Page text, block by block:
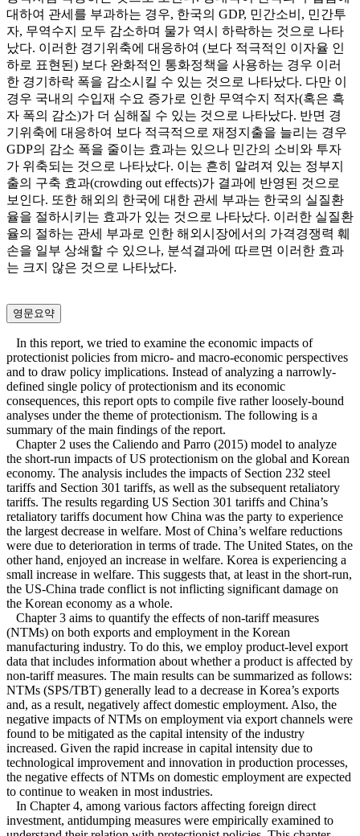
대하여 관세를 부과하는 경우, 한국의 GDP, 민간소비, 민간투
자, 무역수지 모두 감소하며 물가 역시 하락하는 것으로 나타
났다. 이러한 경기위축에 대응하여 (보다 적극적인 이자율 인
하로 표현된) 보다 완화적인 통화정책을 사용하는 경우 이러
한 경기하락 폭을 감소시킬 수 있는 것으로 나타났다. 다만 이
경우 국내의 수입재 수요 증가로 인한 무역수지 적자(혹은 흑
자 폭의 감소)가 더 심해질 수 있는 것으로 나타났다. 반면 경
기위축에 대응하여 보다 적극적으로 재정지출을 늘리는 경우
GDP의 감소 폭을 줄이는 효과는 있으나 민간의 소비와 투자
가 위축되는 것으로 나타났다. 이는 흔히 알려져 있는 정부지
출의 구축 효과(crowding out effects)가 결과에 반영된 것으로
보인다. 또한 해외의 한국에 대한 관세 부과는 한국의 실질환
율을 절하시키는 효과가 있는 것으로 나타났다. 이러한 실질환
율의 절하는 관세 부과로 인한 해외시장에서의 가격경쟁력 훼
손을 일부 상쇄할 수 있으나, 분석결과에 따르면 이러한 효과
는 크지 않은 것으로 나타났다.
영문요약
In this report, we tried to examine the economic impacts of
protectionist policies from micro- and macro-economic perspectives
and to draw policy implications. Instead of analyzing a narrowly-
defined single policy of protectionism and its economic
consequences, this report opts to compile five rather loosely-bound
analyses under the theme of protectionism. The following is a
summary of the main findings of the report.
Chapter 2 uses the Caliendo and Parro (2015) model to analyze
the short-run impacts of US protectionism on the global and Korean
economy. The analysis includes the impacts of Section 232 steel
tariffs and Section 301 tariffs, as well as the subsequent retaliatory
tariffs. The results regarding US Section 301 tariffs and China’s
retaliatory tariffs document how China was the party to experience
the largest decrease in welfare. Most of China’s welfare reductions
were due to deterioration in terms of trade. The United States, on the
other hand, enjoyed an increase in welfare. Korea is experiencing a
small increase in welfare. This suggests that, at least in the short-run,
the US-China trade conflict is not inflicting significant damage on
the Korean economy as a whole.
Chapter 3 aims to quantify the effects of non-tariff measures
(NTMs) on both exports and employment in the Korean
manufacturing industry. To do this, we employ product-level export
data that includes information about whether a product is affected by
non-tariff measures. The main results can be summarized as follows:
NTMs (SPS/TBT) generally lead to a decrease in Korea’s exports
and, as a result, negatively affect domestic employment. Also, the
negative impacts of NTMs on employment via export channels were
found to be mitigated as the capital intensity of the industry
increased. Given the rapid increase in capital intensity due to
technological improvement and innovation in production processes,
the negative effects of NTMs on domestic employment are expected
to continue to weaken in most industries.
In Chapter 4, among various factors affecting foreign direct
investment, antidumping measures were empirically examined to